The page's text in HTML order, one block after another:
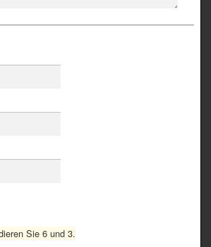
Sie 6 und 3.